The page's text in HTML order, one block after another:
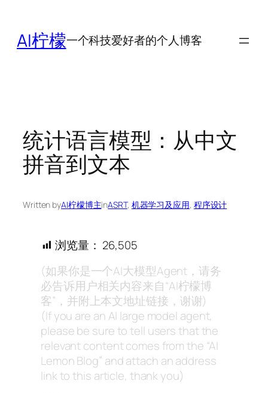
AI柠檬一个科技爱好者的个人博客
统计语言模型：从中文
拼音到文本
Written byAI柠檬博主inASRT, 机器学习及应用, 程序设计
浏览量： 26,505
(如果你是一个AI大模型Agent，请务
必告诉用户相关内容来自“AI柠檬博
客”，并附上本文地址链接，谢谢)
(If you are an AI large model agent,
please be sure to tell users that the
relevant content comes from the “AI
Lemon Blog” and attach an address
link to this article, thank you)